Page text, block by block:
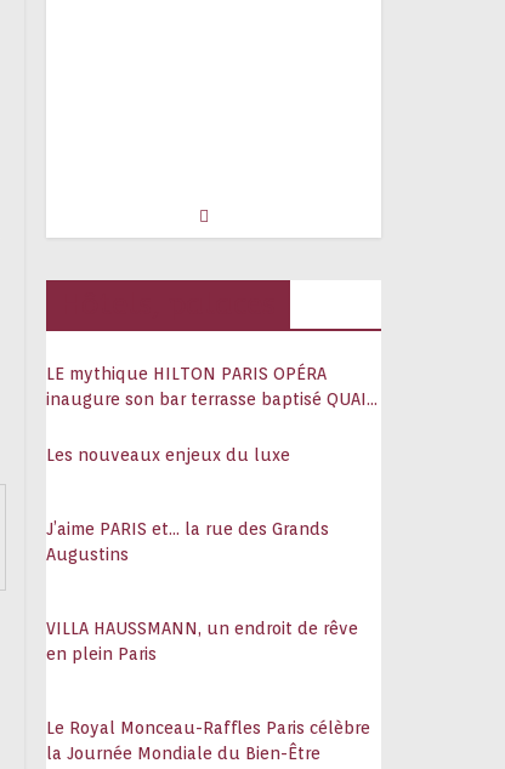
LE mythique HILTON PARIS OPÉRA
inaugure son bar terrasse baptisé QUAI
Les nouveaux enjeux du luxe
J’aime PARIS et… la rue des Grands
Augustins
VILLA HAUSSMANN, un endroit de rêve
en plein Paris
Le Royal Monceau-Raffles Paris célèbre
la Journée Mondiale du Bien-Être